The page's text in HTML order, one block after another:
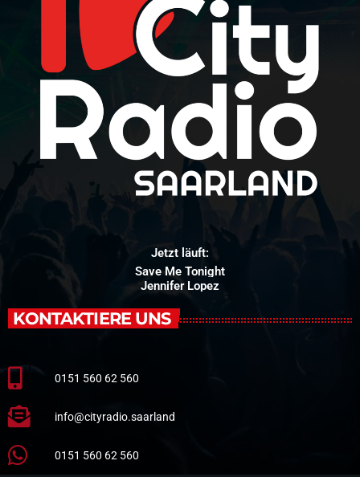
Jetzt läuft:
Save Me Tonight
Jennifer Lopez
KONTAKTIERE UNS
0151 560 62 560
info@cityradio.saarland
0151 560 62 560